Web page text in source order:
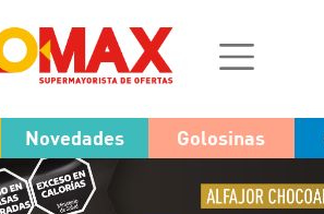
Novedades Golosinas